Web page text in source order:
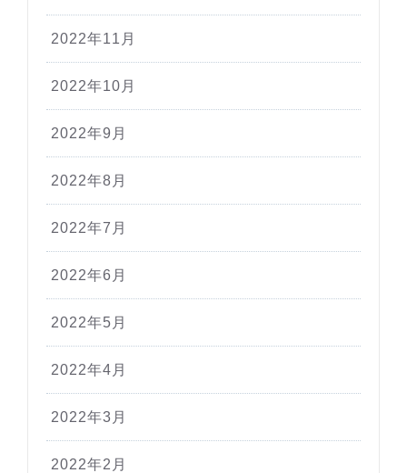
2022年11月
2022年10月
2022年9月
2022年8月
2022年7月
2022年6月
2022年5月
2022年4月
2022年3月
2022年2月